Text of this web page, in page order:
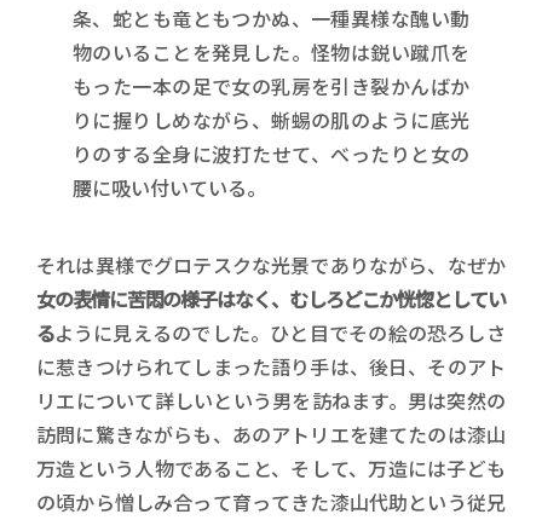
条、蛇とも竜ともつかぬ、一種異様な醜い動
物のいることを発見した。怪物は鋭い蹴爪を
もった一本の足で女の乳房を引き裂かんばか
りに握りしめながら、蜥蜴の肌のように底光
りのする全身に波打たせて、べったりと女の
腰に吸い付いている。
それは異様でグロテスクな光景でありながら、なぜか
女の表情に苦悶の様子はなく、むしろどこか恍惚としてい
るように見えるのでした。ひと目でその絵の恐ろしさ
に惹きつけられてしまった語り手は、後日、そのアト
リエについて詳しいという男を訪ねます。男は突然の
訪問に驚きながらも、あのアトリエを建てたのは漆山
万造という人物であること、そして、万造には子ども
の頃から憎しみ合って育ってきた漆山代助という従兄